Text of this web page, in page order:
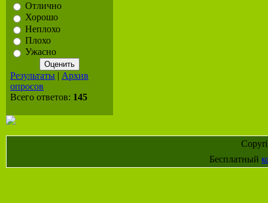
Отлично
Хорошо
Неплохо
Плохо
Ужасно
Результаты | Архив
опросов
Всего ответов: 145
Бесплатный